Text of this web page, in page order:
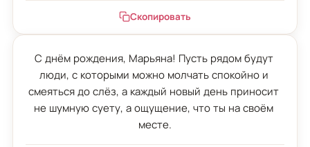
Скопировать
С днём рождения, Марьяна! Пусть рядом будут
люди, с которыми можно молчать спокойно и
смеяться до слёз, а каждый новый день приносит
не шумную суету, а ощущение, что ты на своём
месте.